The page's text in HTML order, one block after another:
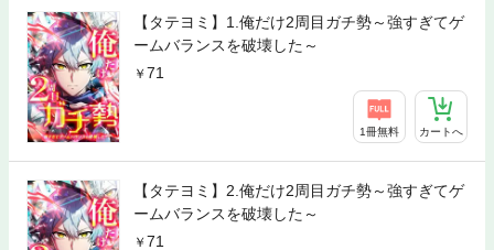
【タテヨミ】1.俺だけ2周目ガチ勢～強すぎてゲ
ームバランスを破壊した～
71
1冊無料 カートへ
【タテヨミ】2.俺だけ2周目ガチ勢～強すぎてゲ
ームバランスを破壊した～
71